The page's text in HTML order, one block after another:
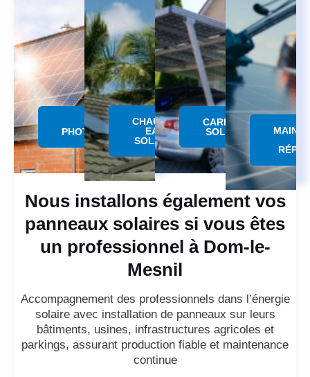
PANNEAU
PHOTOVOLTAÏQUE
CHAUFFE
EAU
SOLAIRE
CARPORT
SOLAIRE
Nous installons également vos
panneaux solaires si vous êtes
un professionnel à Dom-le-
Mesnil
Accompagnement des professionnels dans l’énergie
solaire avec installation de panneaux sur leurs
bâtiments, usines, infrastructures agricoles et
parkings, assurant production fiable et maintenance
continue